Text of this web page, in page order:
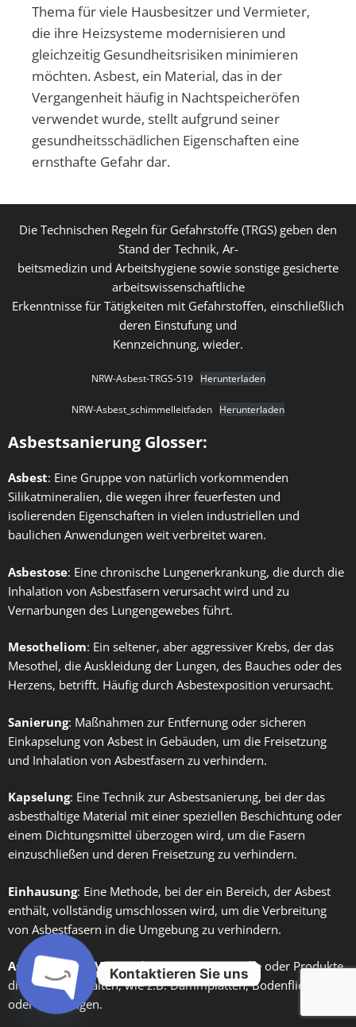
Thema für viele Hausbesitzer und Vermieter,
die ihre Heizsysteme modernisieren und
gleichzeitig Gesundheitsrisiken minimieren
möchten. Asbest, ein Material, das in der
Vergangenheit häufig in Nachtspeicheröfen
verwendet wurde, stellt aufgrund seiner
gesundheitsschädlichen Eigenschaften eine
ernsthafte Gefahr dar.
Die Technischen Regeln für Gefahrstoffe (TRGS) geben den
Stand der Technik, Ar-
beitsmedizin und Arbeitshygiene sowie sonstige gesicherte
arbeitswissenschaftliche
Erkenntnisse für Tätigkeiten mit Gefahrstoffen, einschließlich
deren Einstufung und
Kennzeichnung, wieder.
NRW-Asbest-TRGS-519 Herunterladen
NRW-Asbest_schimmelleitfaden Herunterladen
Asbestsanierung Glosser:
Asbest: Eine Gruppe von natürlich vorkommenden
Silikatmineralien, die wegen ihrer feuerfesten und
isolierenden Eigenschaften in vielen industriellen und
baulichen Anwendungen weit verbreitet waren.
Asbestose: Eine chronische Lungenerkrankung, die durch die
Inhalation von Asbestfasern verursacht wird und zu
Vernarbungen des Lungengewebes führt.
Mesotheliom: Ein seltener, aber aggressiver Krebs, der das
Mesothel, die Auskleidung der Lungen, des Bauches oder des
Herzens, betrifft. Häufig durch Asbestexposition verursacht.
Sanierung: Maßnahmen zur Entfernung oder sicheren
Einkapselung von Asbest in Gebäuden, um die Freisetzung
und Inhalation von Asbestfasern zu verhindern.
Kapselung: Eine Technik zur Asbestsanierung, bei der das
asbesthaltige Material mit einer speziellen Beschichtung oder
einem Dichtungsmittel überzogen wird, um die Fasern
einzuschließen und deren Freisetzung zu verhindern.
Einhausung: Eine Methode, bei der ein Bereich, der Asbest
enthält, vollständig umschlossen wird, um die Verbreitung
von Asbestfasern in die Umgebung zu verhindern.
Asbesthaltige Materialien (AHM): Baustoffe oder Produkte,
die Asbest enthalten, wie z.B. Dämmplatten, Bodenfliesen
oder Dichtungen.
Kontaktieren Sie uns
Open